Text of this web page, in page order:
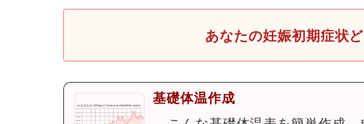
あなたの妊娠初期症状
基礎体温作成